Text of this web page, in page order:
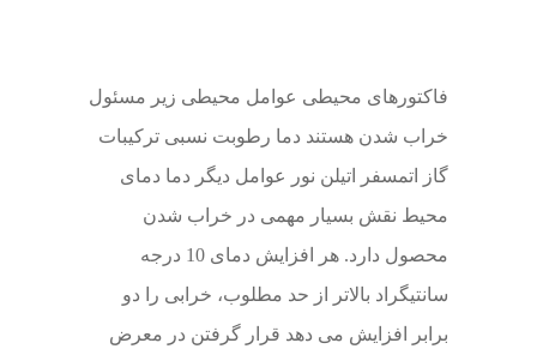
فاکتورهای محیطی عوامل محیطی زیر مسئول
خراب شدن هستند دما رطوبت نسبی ترکیبات
گاز اتمسفر اتیلن نور عوامل دیگر دما دمای
محیط نقش بسیار مهمی در خراب شدن
محصول دارد. هر افزایش دمای 10 درجه
سانتیگراد بالاتر از حد مطلوب، خرابی را دو
برابر افزایش می دهد قرار گرفتن در معرض